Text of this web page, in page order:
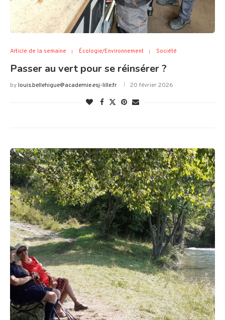
Article de la semaine Écologie/Environnement Société
Passer au vert pour se réinsérer ?
bylouis.bellehigue@academie.esj-lille.fr 20 février 2026